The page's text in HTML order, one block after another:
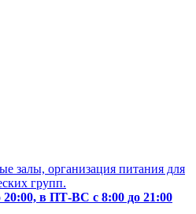
залы, организация питания для
групп.
в ПТ-ВС с 8:00 до 21:00